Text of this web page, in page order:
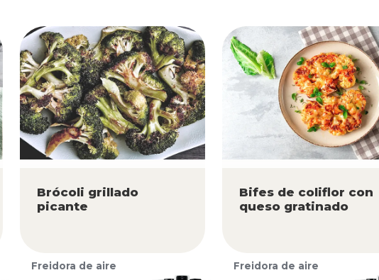
Brócoli grillado
picante
Freidora de aire
Bifes de coliflor con
queso gratinado
Freidora de aire